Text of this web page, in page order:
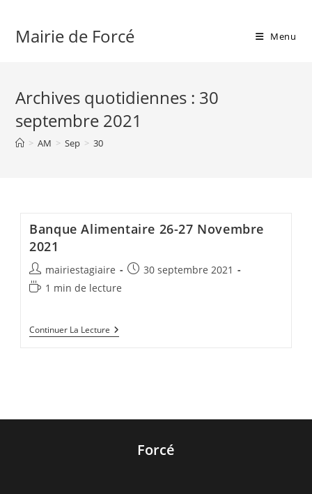
contentMairie de Forcé Menu
Archives quotidiennes : 30
septembre 2021
> AM > Sep > 30
Banque Alimentaire 26-27 Novembre
2021
Auteur/autrice
de
mairiestagiaire
Publication
30 septembre 2021
Temps1 min de lecture
Continuer La Lecture Banque
Alimentaire
Forcé